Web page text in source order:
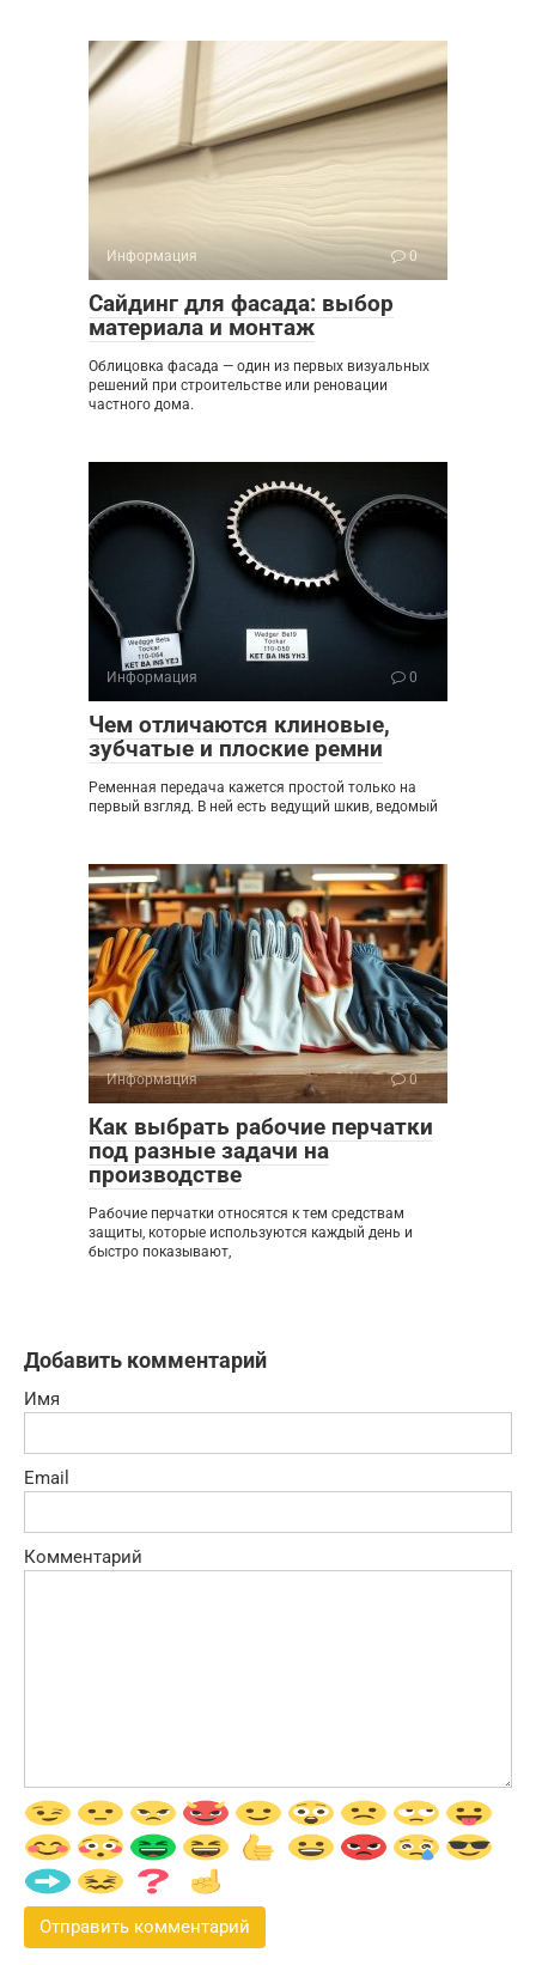
Информация 0
Сайдинг для фасада: выбор
материала и монтаж
Облицовка фасада — один из первых визуальных
решений при строительстве или реновации
частного дома.
Информация 0
Чем отличаются клиновые,
зубчатые и плоские ремни
Ременная передача кажется простой только на
первый взгляд. В ней есть ведущий шкив, ведомый
Информация 0
Как выбрать рабочие перчатки
под разные задачи на
производстве
Рабочие перчатки относятся к тем средствам
защиты, которые используются каждый день и
быстро показывают,
Добавить комментарий
Имя
Email
Комментарий